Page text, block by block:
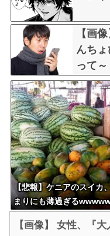
【画
んち
って
れる
【悲報】ケニアのスイカ
まりにも薄過ぎる
【画像】 女性、『